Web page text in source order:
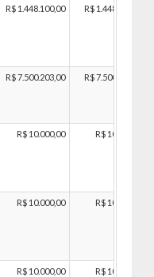
R$ 1.448.100,00 R$ 1.448.100,00
R$ 7.500.203,00 R$ 7.500.203,00
R$ 10.000,00 R$ 10.000,00
R$ 10.000,00 R$ 10.000,00
R$ 10.000,00 R$ 10.000,00